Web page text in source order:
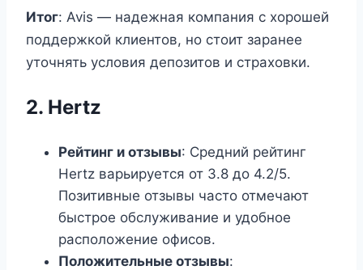
Итог: Avis — надежная компания с хорошей
поддержкой клиентов, но стоит заранее
уточнять условия депозитов и страховки.
2. Hertz
Рейтинг и отзывы: Средний рейтинг
Hertz варьируется от 3.8 до 4.2/5.
Позитивные отзывы часто отмечают
быстрое обслуживание и удобное
расположение офисов.
Положительные отзывы: